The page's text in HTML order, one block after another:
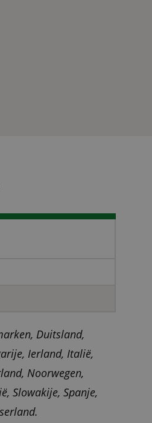
Duitsland,
Ierland, Italië,
Noorwegen,
Slowakije, Spanje,